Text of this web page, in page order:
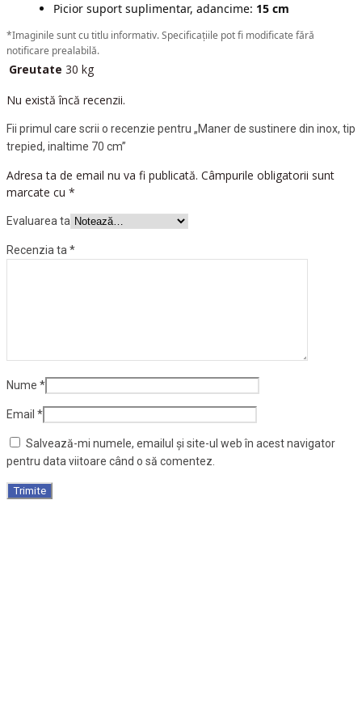
Picior suport suplimentar, adancime: 15 cm
*Imaginile sunt cu titlu informativ. Specificațiile pot fi modificate fără
notificare prealabilă.
Greutate 30 kg
Nu există încă recenzii.
Fii primul care scrii o recenzie pentru „Maner de sustinere din inox, tip
trepied, inaltime 70 cm”
Adresa ta de email nu va fi publicată. Câmpurile obligatorii sunt
marcate cu *
Evaluarea ta
Recenzia ta*
Nume *
Email *
Salvează-mi numele, emailul și site-ul web în acest navigator
pentru data viitoare când o să comentez.